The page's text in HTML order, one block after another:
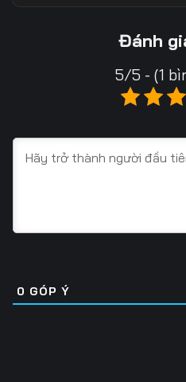
Tập
Tập 28 Tập
Tập 34 Tập
Tập 40 Tập
Đánh
5/5 - (1
0 GÓP Ý